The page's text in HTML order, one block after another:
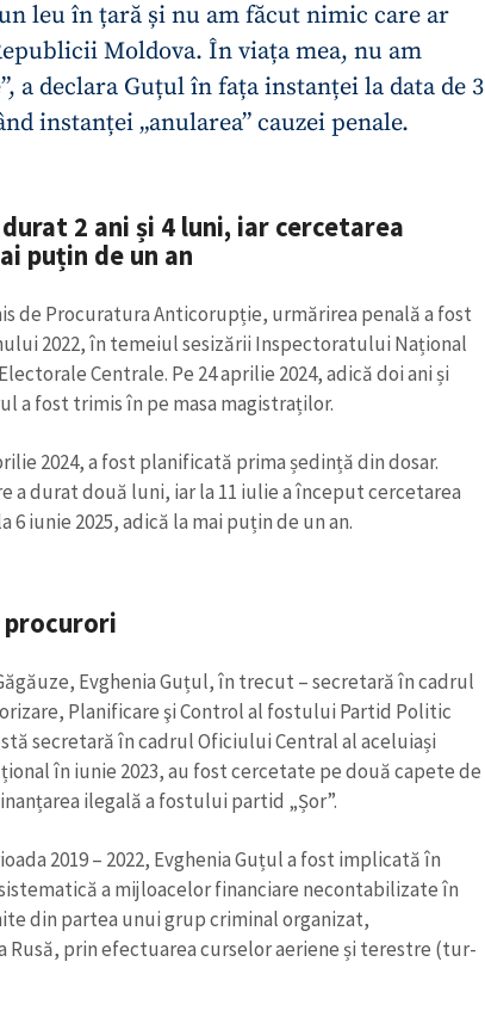
leu în țară și nu am făcut nimic care ar
Moldova. În viața mea, nu am
a declara Guțul în fața instanței la data de 3
instanței „anularea” cauzei penale.
2 ani și 4 luni, iar cercetarea
puțin de un an
de Procuratura Anticorupție, urmărirea penală a fost
2022, în temeiul sesizării Inspectoratului Național
Centrale. Pe 24 aprilie 2024, adică doi ani și
a fost trimis în pe masa magistraților.
2024, a fost planificată prima ședință din dosar.
a durat două luni, iar la 11 iulie a început cercetarea
iunie 2025, adică la mai puțin de un an.
procurori
Evghenia Guțul, în trecut – secretară în cadrul
Planificare şi Control al fostului Partid Politic
secretară în cadrul Oficiului Central al aceluiași
în iunie 2023, au fost cercetate pe două capete de
ilegală a fostului partid „Șor”.
2019 – 2022, Evghenia Guțul a fost implicată în
a mijloacelor financiare necontabilizate în
din partea unui grup criminal organizat,
Rusă, prin efectuarea curselor aeriene și terestre (tur-